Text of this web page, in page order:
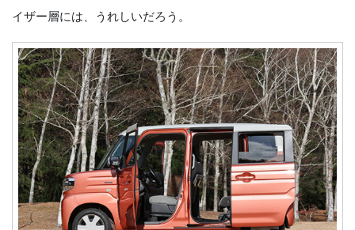
イザー層には、うれしいだろう。